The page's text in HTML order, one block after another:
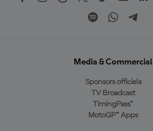
Media & Commercial
Sponsors officiels
TV Broadcast
TimingPass™
MotoGP™ Apps